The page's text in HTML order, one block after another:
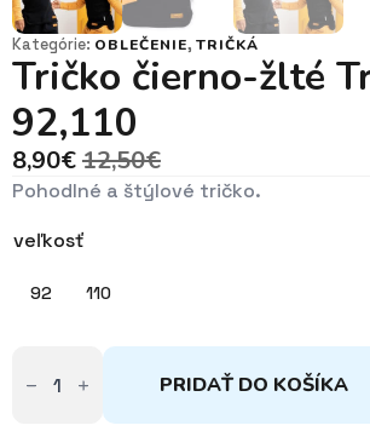
Kategórie: OBLEČENIE, TRIČKÁ
Tričko čierno-žlté
92,110
12,50€
Pôvodná
cena
bola:
8,90€
Aktuálna
cena
je:
Pohodlné a štýlové tričko.
veľkosť
92 110
množstvo
Tričko
čierno- PRIDAŤ DO KOŠÍKA